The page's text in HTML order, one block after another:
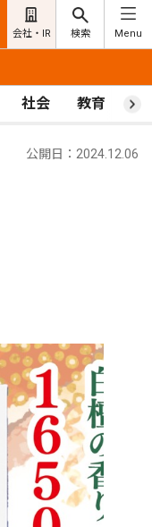
会社・IR 検索 Menu
社会 教育 ス
公開日：2024.12.06